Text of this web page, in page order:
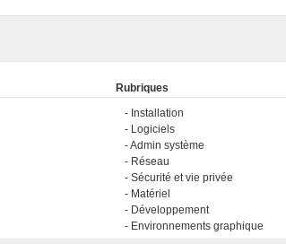
Rubriques
Installation
Logiciels
Admin système
Réseau
Sécurité et vie privée
Matériel
Développement
Environnements graphique